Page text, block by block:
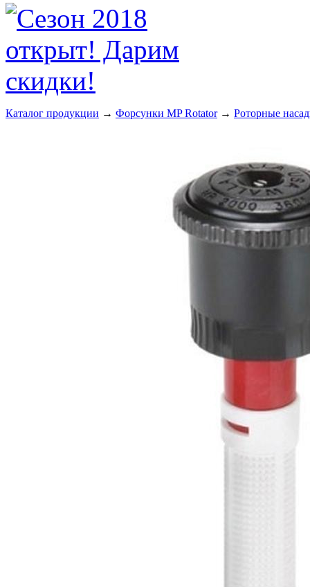
Каталог продукции → Форсунки MP Rotator→ Роторные